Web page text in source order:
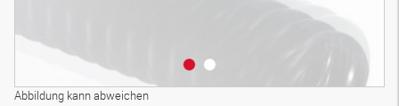
Abbildung kann abweichen